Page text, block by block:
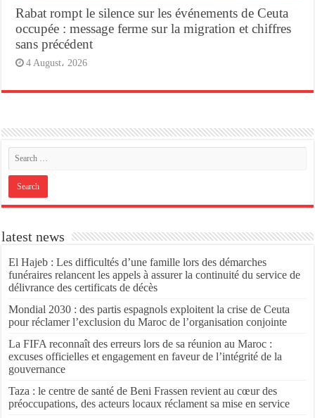
Rabat rompt le silence sur les événements de Ceuta
occupée : message ferme sur la migration et chiffres
sans précédent
4 August، 2026
latest news
El Hajeb : Les difficultés d’une famille lors des démarches
funéraires relancent les appels à assurer la continuité du service de
délivrance des certificats de décès
Mondial 2030 : des partis espagnols exploitent la crise de Ceuta
pour réclamer l’exclusion du Maroc de l’organisation conjointe
La FIFA reconnaît des erreurs lors de sa réunion au Maroc :
excuses officielles et engagement en faveur de l’intégrité de la
gouvernance
Taza : le centre de santé de Beni Frassen revient au cœur des
préoccupations, des acteurs locaux réclament sa mise en service